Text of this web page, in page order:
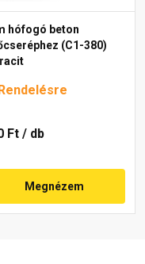
hófogó beton
(C1-380)
Ft / db
Megnézem